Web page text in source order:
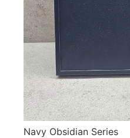
Navy Obsidian Series